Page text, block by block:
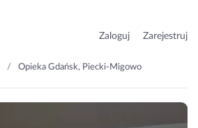
Zaloguj Zarejestruj
Opieka Gdańsk, Piecki-Migowo